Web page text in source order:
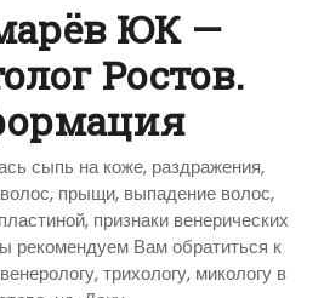
ЮК —
Ростов.
сыпь на коже, раздражения,
прыщи, выпадение волос,
признаки венерических
рекомендуем Вам обратиться к
трихологу, микологу в